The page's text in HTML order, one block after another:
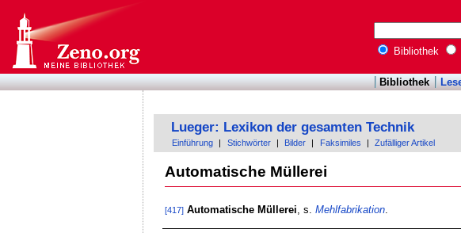
Bibliothek
Bibliothek
Lueger: Lexikon der gesamten Technik
Einführung Stichwörter Bilder Faksimiles Zufälliger Artikel
Automatische Müllerei
[417] Automatische Müllerei , s. Mehlfabrikation.